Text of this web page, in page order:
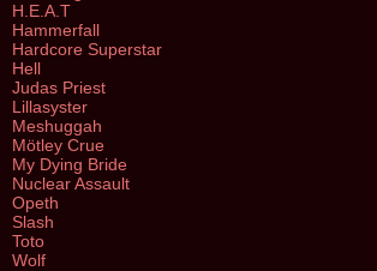
H.E.A.T
Hammerfall
Hardcore Superstar
Hell
Judas Priest
Lillasyster
Meshuggah
Mötley Crue
My Dying Bride
Nuclear Assault
Opeth
Slash
Toto
Wolf